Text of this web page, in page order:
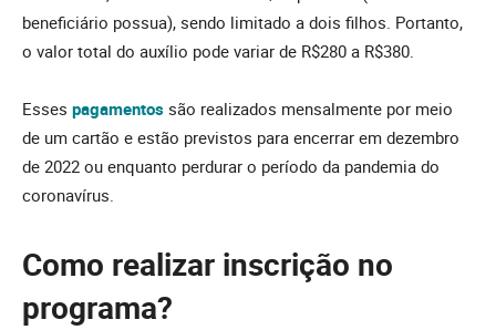
beneficiário possua), sendo limitado a dois filhos. Portanto,
o valor total do auxílio pode variar de R$280 a R$380.
Esses pagamentos são realizados mensalmente por meio
de um cartão e estão previstos para encerrar em dezembro
de 2022 ou enquanto perdurar o período da pandemia do
coronavírus.
Como realizar inscrição no
programa?